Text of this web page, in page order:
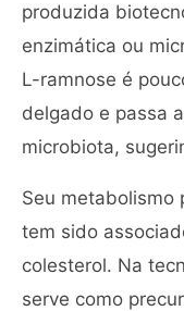
produzida
enzimática ou
L-ramnose é
delgado e passa
microbiota,
Seu metabolismo
tem sido
colesterol. Na
serve como